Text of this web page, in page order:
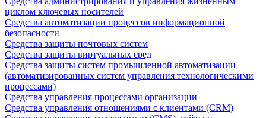
циклом ключевых носителей
Средства автоматизации процессов информационной
безопасности
Средства защиты почтовых систем
Средства защиты виртуальных сред
Средства защиты систем промышленной автоматизации
(автоматизированных систем управления технологическими
процессами)
Средства управления процессами организации
Средства управления отношениями с клиентами (CRM)